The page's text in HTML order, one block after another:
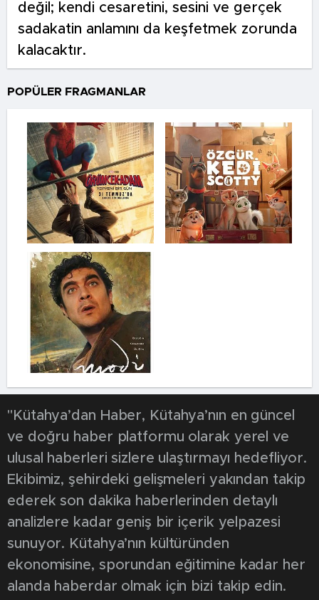
değil; kendi cesaretini, sesini ve gerçek
sadakatin anlamını da keşfetmek zorunda
kalacaktır.
POPÜLER FRAGMANLAR
"Kütahya’dan Haber, Kütahya’nın en güncel
ve doğru haber platformu olarak yerel ve
ulusal haberleri sizlere ulaştırmayı hedefliyor.
Ekibimiz, şehirdeki gelişmeleri yakından takip
ederek son dakika haberlerinden detaylı
analizlere kadar geniş bir içerik yelpazesi
sunuyor. Kütahya’nın kültüründen
ekonomisine, sporundan eğitimine kadar her
alanda haberdar olmak için bizi takip edin.